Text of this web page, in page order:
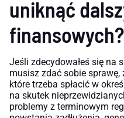
uniknąć
finansowych?
Jeśli zdecydowałeś się na
musisz zdać sobie
które trzeba spłacić w
na skutek
problemy z terminowym